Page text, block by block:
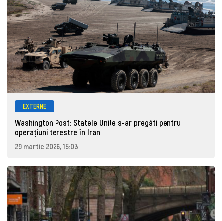
EXTERNE
Washington Post: Statele Unite s-ar pregăti pentru
operațiuni terestre în Iran
29 martie 2026, 15:03